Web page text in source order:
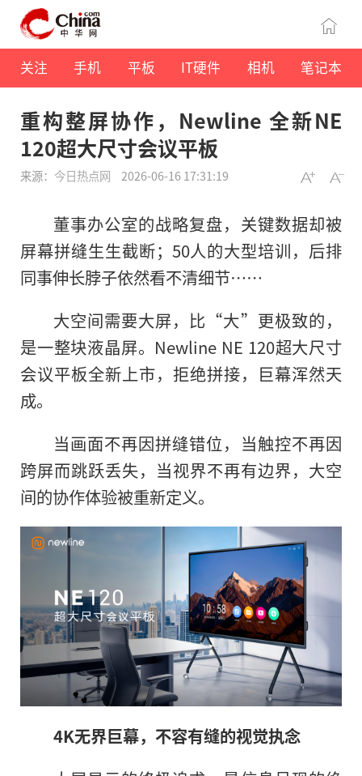
关注 手机 平板 IT硬件 相机 笔记本
重构整屏协作，Newline 全新NE
120超大尺寸会议平板
来源： 今日热点网 2026-06-16 17:31:19
董事办公室的战略复盘，关键数据却被
屏幕拼缝生生截断；50人的大型培训，后排
同事伸长脖子依然看不清细节……
大空间需要大屏，比“大”更极致的，
是一整块液晶屏。Newline NE 120超大尺寸
会议平板全新上市，拒绝拼接，巨幕浑然天
成。
当画面不再因拼缝错位，当触控不再因
跨屏而跳跃丢失，当视界不再有边界，大空
间的协作体验被重新定义。
4K无界巨幕，不容有缝的视觉执念